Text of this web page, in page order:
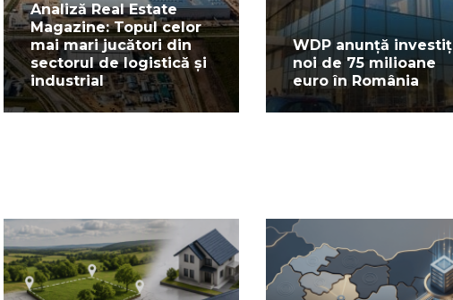
Analiză Real Estate
Magazine: Topul celor
mai mari jucători din
sectorul de logistică și
industrial
WDP anunță
noi de 75 milioane
euro în România